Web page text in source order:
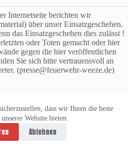
dass wir Ihnen die beste
Website bieten.
Ablehnen
Internetseite berichten wir
über unser Einsatzgeschehen.
das Einsatzgeschehen dies zulässt !
oder Toten gemacht oder hier
gegen die hier veröffentlichen
Sie sich bitte vertrauensvoll an
(presse@feuerwehr-weeze.de)
Impressum
-
vitolution